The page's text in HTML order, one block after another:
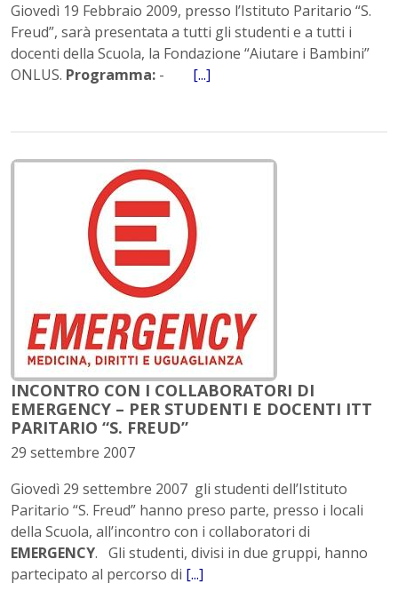
Giovedì 19 Febbraio 2009, presso l’Istituto Paritario “S.
Freud”, sarà presentata a tutti gli studenti e a tutti i
docenti della Scuola, la Fondazione “Aiutare i Bambini”
ONLUS. Programma: - [...]
INCONTRO CON I COLLABORATORI DI
EMERGENCY – PER STUDENTI E DOCENTI ITT
PARITARIO “S. FREUD”
29 settembre 2007
Giovedì 29 settembre 2007 gli studenti dell’Istituto
Paritario “S. Freud” hanno preso parte, presso i locali
della Scuola, all’incontro con i collaboratori di
EMERGENCY. Gli studenti, divisi in due gruppi, hanno
partecipato al percorso di [...]